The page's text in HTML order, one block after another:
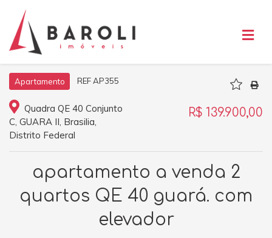
Apartamento REF AP355
Quadra QE 40 Conjunto
C, GUARA II, Brasilia,
Distrito Federal
R$ 139.900,00
apartamento a venda 2
quartos QE 40 guará. com
elevador